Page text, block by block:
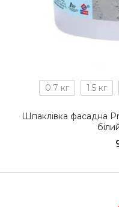
0.7 кг 1.5 кг
Шпаклівка фасадна